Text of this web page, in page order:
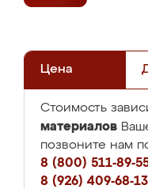
Цена
Стоимость
материалов
позвоните нам
8 (800) 511-89-
8 (926) 409-68-13